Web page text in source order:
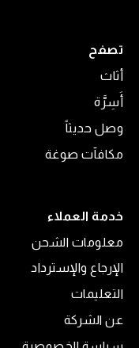
تصفح
أثاث
أَسِرَّة
وصل حديثاً
مكافآت صوغة
خدمة العملاء
معلومات الشحن
الإرجاع والإسترداد
التعليمات
عن الشركة